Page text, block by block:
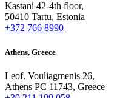
Kastani 42-4th floor,
50410 Tartu, Estonia
+372 766 8990
Athens, Greece
Leof. Vouliagmenis 26,
Athens PC 11743, Greece